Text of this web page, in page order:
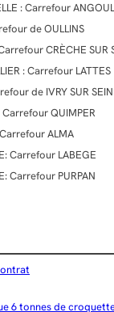
: Carrefour
de OULLINS
CRÈCHE SUR
: Carrefour LATTES
de IVRY SUR
Carrefour QUIMPER
ALMA
Carrefour LABEGE
Carrefour PURPAN
6 tonnes de